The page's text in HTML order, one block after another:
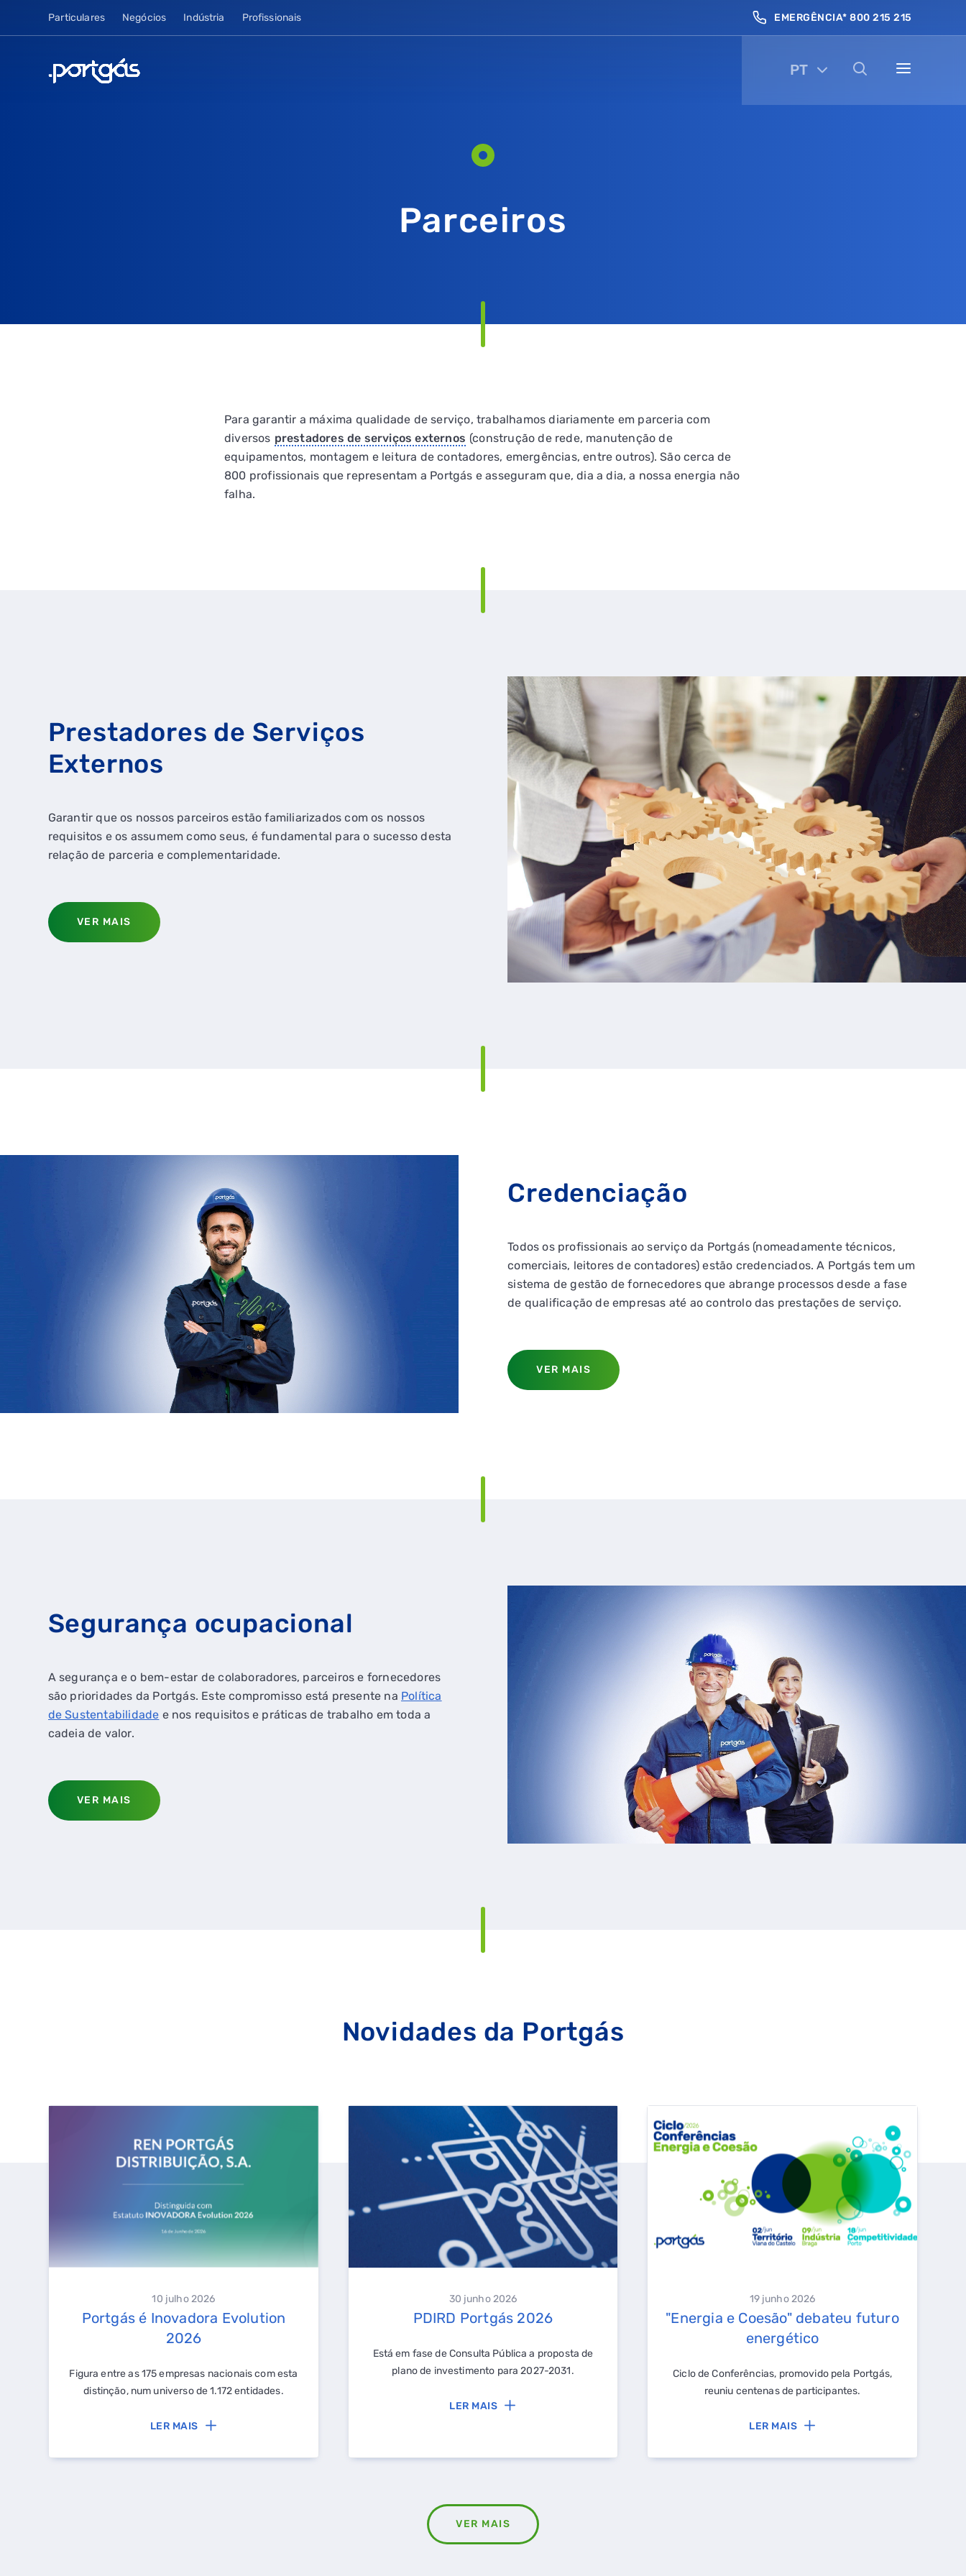
Particulares Negócios Indústria Profissionais EMERGÊNCIA* 800 215 215
PT
Parceiros
Para garantir a máxima qualidade de serviço, trabalhamos diariamente em parceria com
diversos prestadores de serviços externos (construção de rede, manutenção de
equipamentos, montagem e leitura de contadores, emergências, entre outros). São cerca de
800 profissionais que representam a Portgás e asseguram que, dia a dia, a nossa energia não
falha.
Prestadores de Serviços
Externos
Garantir que os nossos parceiros estão familiarizados com os nossos
requisitos e os assumem como seus, é fundamental para o sucesso desta
relação de parceria e complementaridade.
VER MAIS
Credenciação
Todos os profissionais ao serviço da Portgás (nomeadamente técnicos,
comerciais, leitores de contadores) estão credenciados. A Portgás tem um
sistema de gestão de fornecedores que abrange processos desde a fase
de qualificação de empresas até ao controlo das prestações de serviço.
VER MAIS
Segurança ocupacional
A segurança e o bem-estar de colaboradores, parceiros e fornecedores
são prioridades da Portgás. Este compromisso está presente na Política
de Sustentabilidade e nos requisitos e práticas de trabalho em toda a
cadeia de valor.
VER MAIS
Novidades da Portgás
10 julho 2026
Portgás é Inovadora Evolution
2026
Figura entre as 175 empresas nacionais com esta
distinção, num universo de 1.172 entidades.
LER MAIS
30 junho 2026
PDIRD Portgás 2026
Está em fase de Consulta Pública a proposta de
plano de investimento para 2027-2031.
LER MAIS
19 junho 2026
"Energia e Coesão" debateu futuro
energético
Ciclo de Conferências, promovido pela Portgás,
reuniu centenas de participantes.
LER MAIS
VER MAIS
SIMULADOR DE POUPANÇA FALHA DE GÁS